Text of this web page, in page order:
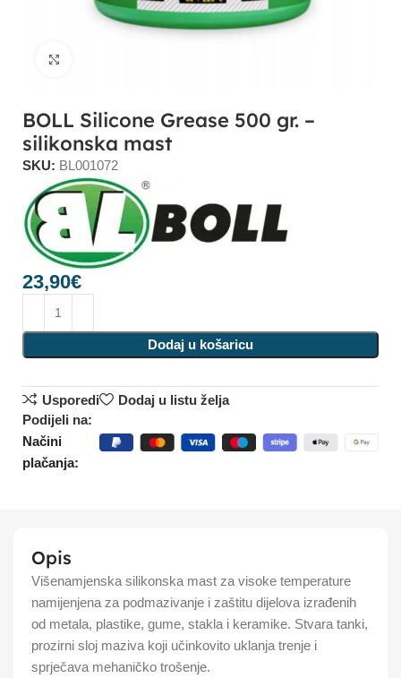
BOLL Silicone Grease 500 gr. –
silikonska mast
SKU: BL001072
23,90€
Dodaj u košaricu
Usporedi
Dodaj u listu želja
Podijeli na:
Načini
plačanja:
Opis
Višenamjenska silikonska mast za visoke temperature
namijenjena za podmazivanje i zaštitu dijelova izrađenih
od metala, plastike, gume, stakla i keramike. Stvara tanki,
prozirni sloj maziva koji učinkovito uklanja trenje i
sprječava mehaničko trošenje.